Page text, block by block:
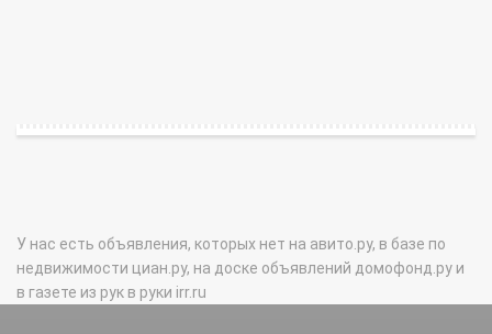
У нас есть объявления, которых нет на авито.ру, в базе по
недвижимости циан.ру, на доске объявлений домофонд.ру и
в газете из рук в руки irr.ru